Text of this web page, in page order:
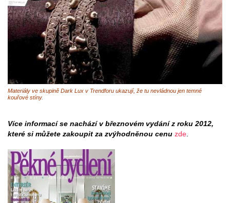
Materiály ve skupině Dark Lux v Trendforu ukazují, že tu nevládnou jen temné
kouřové stíny.
Více informací se nachází v březnovém vydání z roku 2012,
které si můžete zakoupit za zvýhodněnou cenu zde